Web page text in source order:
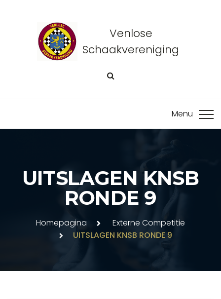
Venlose
Schaakvereniging
UITSLAGEN KNSB
RONDE 9
Homepagina
Externe Competitie
UITSLAGEN KNSB RONDE 9